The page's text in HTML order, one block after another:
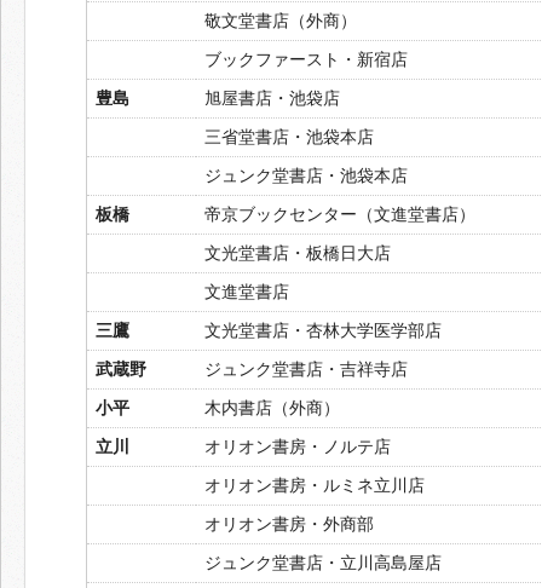
敬文堂書店（外商）
ブックファースト・新宿店
豊島
旭屋書店・池袋店
三省堂書店・池袋本店
ジュンク堂書店・池袋本店
板橋
帝京ブックセンター（文進堂書店）
文光堂書店・板橋日大店
文進堂書店
三鷹
文光堂書店・杏林大学医学部店
武蔵野
ジュンク堂書店・吉祥寺店
小平
木内書店（外商）
立川
オリオン書房・ノルテ店
オリオン書房・ルミネ立川店
オリオン書房・外商部
ジュンク堂書店・立川高島屋店